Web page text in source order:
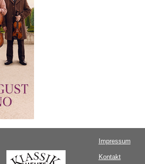
Impressum
Kontakt